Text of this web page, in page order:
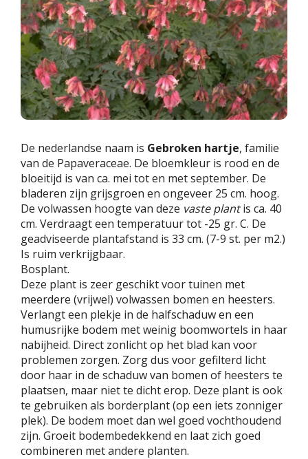
De nederlandse naam is Gebroken hartje, familie
van de Papaveraceae. De bloemkleur is rood en de
bloeitijd is van ca. mei tot en met september. De
bladeren zijn grijsgroen en ongeveer 25 cm. hoog.
De volwassen hoogte van deze vaste plantis ca. 40
cm. Verdraagt een temperatuur tot -25 gr. C. De
geadviseerde plantafstand is 33 cm. (7-9 st. per m2.)
Is ruim verkrijgbaar.
Bosplant.
Deze plant is zeer geschikt voor tuinen met
meerdere (vrijwel) volwassen bomen en heesters.
Verlangt een plekje in de halfschaduw en een
humusrijke bodem met weinig boomwortels in haar
nabijheid. Direct zonlicht op het blad kan voor
problemen zorgen. Zorg dus voor gefilterd licht
door haar in de schaduw van bomen of heesters te
plaatsen, maar niet te dicht erop. Deze plant is ook
te gebruiken als borderplant (op een iets zonniger
plek). De bodem moet dan wel goed vochthoudend
zijn. Groeit bodembedekkend en laat zich goed
combineren met andere planten.